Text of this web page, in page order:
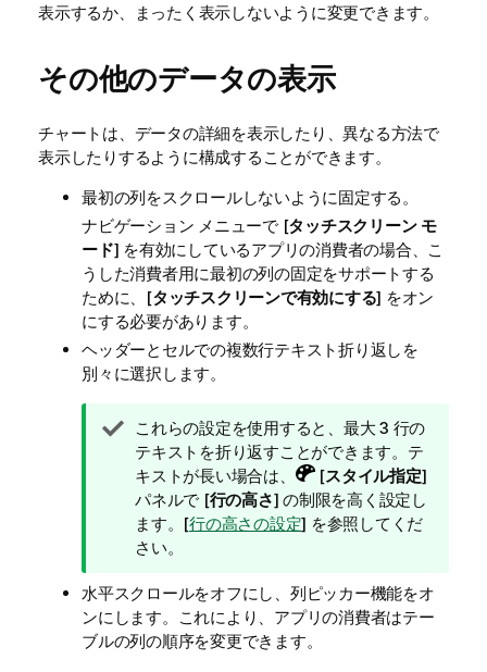
表示するか、まったく表示しないように変更できます。
その他のデータの表示
チャートは、データの詳細を表示したり、異なる方法で
表示したりするように構成することができます。
最初の列をスクロールしないように固定する。
ナビゲーション メニューで [タッチスクリーン モ
ード] を有効にしているアプリの消費者の場合、こ
うした消費者用に最初の列の固定をサポートする
ために、[タッチスクリーンで有効にする] をオン
にする必要があります。
ヘッダーとセルでの複数行テキスト折り返しを
別々に選択します。
ヒ
ン
ト
メ
モ
これらの設定を使用すると、最大 3 行の
テキストを折り返すことができます。テ
キストが長い場合は、
[スタイル指定]
パネルで [行の高さ] の制限を高く設定し
ます。[行の高さの設定] を参照してくだ
さい。
水平スクロールをオフにし、列ピッカー機能をオ
ンにします。これにより、アプリの消費者はテー
ブルの列の順序を変更できます。